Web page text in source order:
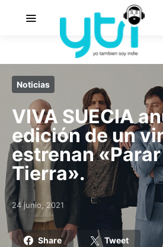
Noticias
VIVA SUECIA
edición de un
estrenan
Tierra».
Posted on
24 junio, 2021
Share Tweet